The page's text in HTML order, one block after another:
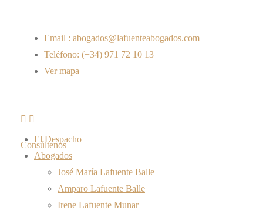
Email : abogados@lafuenteabogados.com
Teléfono: (+34) 971 72 10 13
Ver mapa
Consúltenos
El Despacho
Abogados
José María Lafuente Balle
Amparo Lafuente Balle
Irene Lafuente Munar